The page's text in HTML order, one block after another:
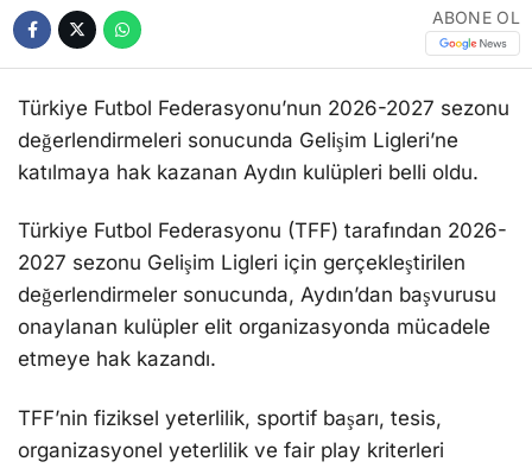
ABONE OL
Türkiye Futbol Federasyonu’nun 2026-2027 sezonu
değerlendirmeleri sonucunda Gelişim Ligleri’ne
katılmaya hak kazanan Aydın kulüpleri belli oldu.
Türkiye Futbol Federasyonu (TFF) tarafından 2026-
2027 sezonu Gelişim Ligleri için gerçekleştirilen
değerlendirmeler sonucunda, Aydın’dan başvurusu
onaylanan kulüpler elit organizasyonda mücadele
etmeye hak kazandı.
TFF’nin fiziksel yeterlilik, sportif başarı, tesis,
organizasyonel yeterlilik ve fair play kriterleri